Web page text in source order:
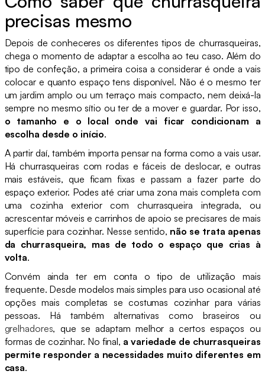
precisas mesmo
Depois de conheceres os diferentes tipos de churrasqueiras,
chega o momento de adaptar a escolha ao teu caso. Além do
tipo de confeção, a primeira coisa a considerar é onde a vais
colocar e quanto espaço tens disponível. Não é o mesmo ter
um jardim amplo ou um terraço mais compacto, nem deixá-la
sempre no mesmo sítio ou ter de a mover e guardar. Por isso,
o tamanho e o local onde vai ficar condicionam a
escolha desde o início.
A partir daí, também importa pensar na forma como a vais usar.
Há churrasqueiras com rodas e fáceis de deslocar, e outras
mais estáveis, que ficam fixas e passam a fazer parte do
espaço exterior. Podes até criar uma zona mais completa com
uma cozinha exterior com churrasqueira integrada, ou
acrescentar móveis e carrinhos de apoio se precisares de mais
superfície para cozinhar. Nesse sentido, não se trata apenas
da churrasqueira, mas de todo o espaço que crias à
volta.
Convém ainda ter em conta o tipo de utilização mais
frequente. Desde modelos mais simples para uso ocasional até
opções mais completas se costumas cozinhar para várias
pessoas. Há também alternativas como braseiros ou
grelhadores, que se adaptam melhor a certos espaços ou
formas de cozinhar. No final, a variedade de churrasqueiras
permite responder a necessidades muito diferentes em
casa.